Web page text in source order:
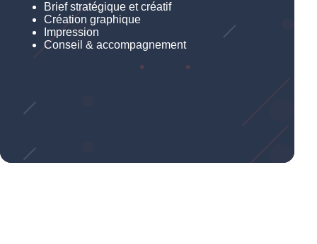
Brief stratégique et créatif
Création graphique
Impression
Conseil & accompagnement